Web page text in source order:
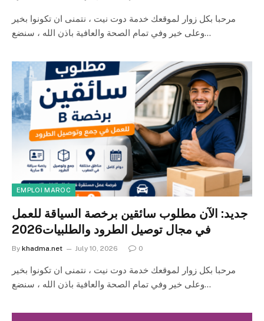
مرحبا بكل زوار لموقعك خدمة دوت نيت ، نتمنى ان تكونوا بخير
وعلى خير وفي تمام الصحة والعافية باذن الله ، سنضع…
EMPLOI MAROC
جديد: الآن مطلوب سائقين برخصة السياقة للعمل
في مجال توصيل الطرود والطلبيات2026
By khadma.net July 10, 2026 0
مرحبا بكل زوار لموقعك خدمة دوت نيت ، نتمنى ان تكونوا بخير
وعلى خير وفي تمام الصحة والعافية باذن الله ، سنضع…